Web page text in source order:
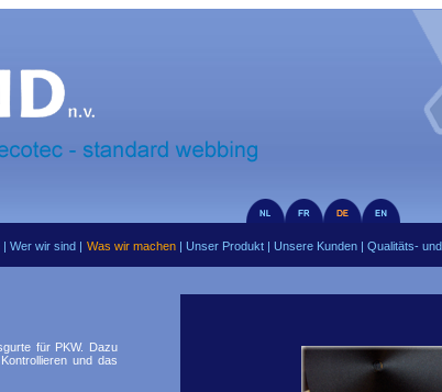
| Wer wir sind | Was wir machen | Unser Produkt | Unsere Kunden | Qualitäts-
für PKW. Dazu
und das